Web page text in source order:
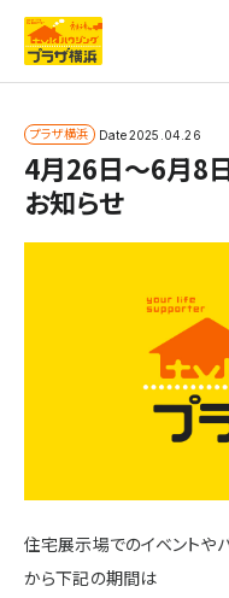
プラザ横浜 Date2025.04.26
4月26日～6月8
お知らせ
住宅展示場でのイベントや
から下記の期間は
ホーム
モデルハウス一覧
イベント・セミナー・キ
施設・サービス